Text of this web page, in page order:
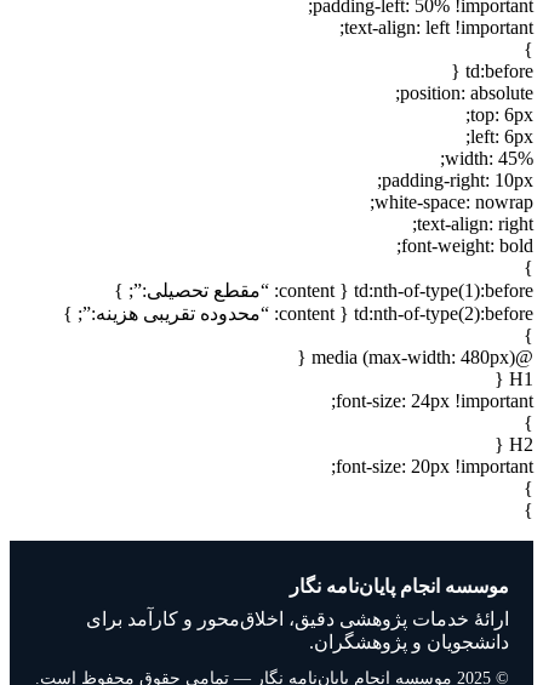
padding-left: 50% !important;
text-align: left !important;
}
td:before {
position: absolute;
top: 6px;
left: 6px;
width: 45%;
padding-right: 10px;
white-space: nowrap;
text-align: right;
font-weight: bold;
}
td:nth-of-type(1):before { content: “مقطع تحصیلی:”; }
td:nth-of-type(2):before { content: “محدوده تقریبی هزینه:”; }
}
@media (max-width: 480px) {
H1 {
font-size: 24px !important;
}
H2 {
font-size: 20px !important;
}
}
موسسه انجام پایان‌نامه نگار
ارائهٔ خدمات پژوهشی دقیق، اخلاق‌محور و کارآمد برای
دانشجویان و پژوهشگران.
© 2025 موسسه انجام پایان‌نامه نگار — تمامی حقوق محفوظ است.